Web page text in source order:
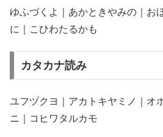
ゆふづくよ｜あかときやみの｜お
に｜こひわたるかも
カタカナ読み
ユフヅクヨ｜アカトキヤミノ｜オ
ニ｜コヒワタルカモ